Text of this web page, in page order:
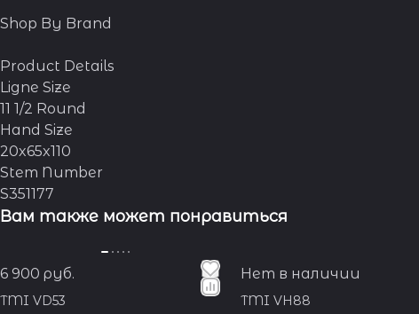
Shop By Brand
Product Details
Ligne Size
11 1/2 Round
Hand Size
20x65x110
Stem Number
S351177
Вам также может понравиться
6 900 руб.
TMI VD53
Нет в наличии
TMI VH88